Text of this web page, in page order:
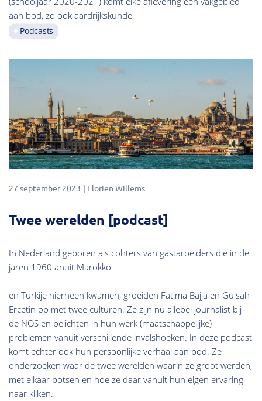
aan bod, zo ook aardrijkskunde
Podcasts
27 september 2023 Florien Willems
Twee werelden [podcast]
In Nederland geboren als cohters van gastarbeiders die in de
jaren 1960 anuit Marokko
en Turkije hierheen kwamen, groeiden Fatima Bajja en Gulsah
Ercetin op met twee culturen. Ze zijn nu allebei journalist bij
de NOS en belichten in hun werk (maatschappelijke)
problemen vanuit verschillende invalshoeken. In deze podcast
komt echter ook hun persoonlijke verhaal aan bod. Ze
onderzoeken waar de twee werelden waarin ze groot werden,
met elkaar botsen en hoe ze daar vanuit hun eigen ervaring
naar kijken.